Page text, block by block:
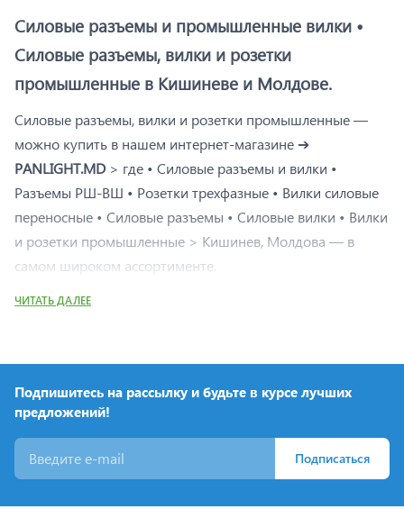
Силовые разъемы и промышленные вилки •
Силовые разъемы, вилки и розетки
промышленные в Кишиневе и Молдове.
Силовые разъемы, вилки и розетки промышленные —
можно купить в нашем интернет-магазине ➔
PANLIGHT.MD > где • Силовые разъемы и вилки •
Разъемы РШ-ВШ • Розетки трехфазные • Вилки силовые
переносные • Силовые разъемы • Силовые вилки • Вилки
и розетки промышленные > Кишинев, Молдова — в
самом широком ассортименте.
Для чего используются силовые разъемы и вилки ?
соединений силовых кабелей. Для безопасного
подключения высокомощного оборудования к сети
используют силовые промышленные разъемы —
штепсельные соединения повышенной надежности,
ЧИТАТЬ ДАЛЕЕ
Подпишитесь на рассылку и будьте в курсе лучших
предложений!
Подписаться